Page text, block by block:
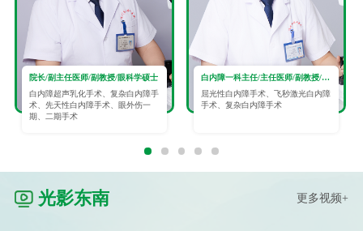
院长/副主任医师/副教授/眼科学硕士
白内障超声乳化手术、复杂白内障手
术、先天性白内障手术、眼外伤一
期、二期手术
白内障一科主任/主任医师/副教授/眼科学硕士
屈光性白内障手术、飞秒激光白内障
手术、复杂白内障手术
光影东南 更多视频+